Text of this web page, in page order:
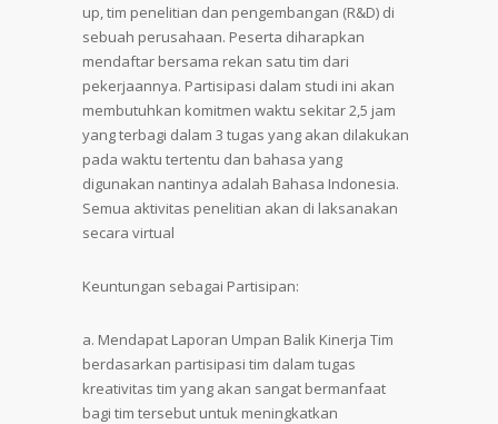
up, tim penelitian dan pengembangan (R&D) di
sebuah perusahaan. Peserta diharapkan
mendaftar bersama rekan satu tim dari
pekerjaannya. Partisipasi dalam studi ini akan
membutuhkan komitmen waktu sekitar 2,5 jam
yang terbagi dalam 3 tugas yang akan dilakukan
pada waktu tertentu dan bahasa yang
digunakan nantinya adalah Bahasa Indonesia.
Semua aktivitas penelitian akan di laksanakan
secara virtual
Keuntungan sebagai Partisipan:
a. Mendapat Laporan Umpan Balik Kinerja Tim
berdasarkan partisipasi tim dalam tugas
kreativitas tim yang akan sangat bermanfaat
bagi tim tersebut untuk meningkatkan